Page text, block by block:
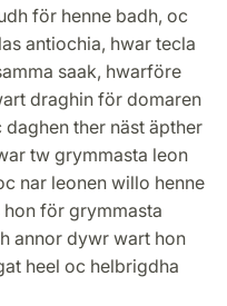
för henne badh, oc
antiochia, hwar tecla
saak, hwarföre
draghin för domaren
ther näst äpther
tw grymmasta leon
nar leonen willo henne
för grymmasta
annor dywr wart hon
heel oc helbrigdha